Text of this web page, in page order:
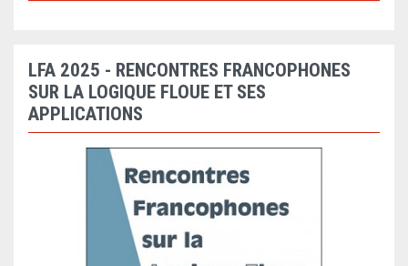
LFA 2025 - RENCONTRES FRANCOPHONES
SUR LA LOGIQUE FLOUE ET SES
APPLICATIONS